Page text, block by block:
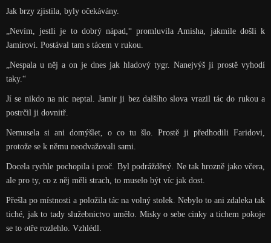
Jak brzy zjistila, byly očekávány.
„Nevím, jestli je to dobrý nápad,“ promluvila Amisha, jakmile došli k
Jamirovi. Postával tam s tácem v rukou.
„Nespala u něj a on je dnes jak hladový tygr. Nanejvýš ji prostě vyhodí
taky.“
Jí se nikdo na nic neptal. Jamir ji bez dalšího slova vrazil tác do rukou a
postrčil ji dovnitř.
Nemusela si ani domýšlet, o co tu šlo. Prostě ji předhodili Faridovi,
protože se k němu neodvažovali sami.
Docela rychle pochopila i proč. Byl podrážděný. Ne tak hrozně jako včera,
ale pro ty, co z něj měli strach, to muselo být víc jak dost.
Přešla po místnosti a položila tác na volný stolek. Nebylo to ani zdaleka tak
tiché, jak to tady služebnictvo umělo. Misky o sebe cinky a tichem pokoje
se to otře rozlehlo. Vzhlédl.